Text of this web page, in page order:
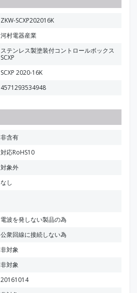
ZKW-SCXP202016K
河村電器産業
ステンレス製塗装付コントロールボックス
SCXP
SCXP 2020-16K
4571293534948
非含有
対応RoHS10
対象外
なし
電波を発しない製品の為
公衆回線に接続しない為
非対象
非対象
20161014